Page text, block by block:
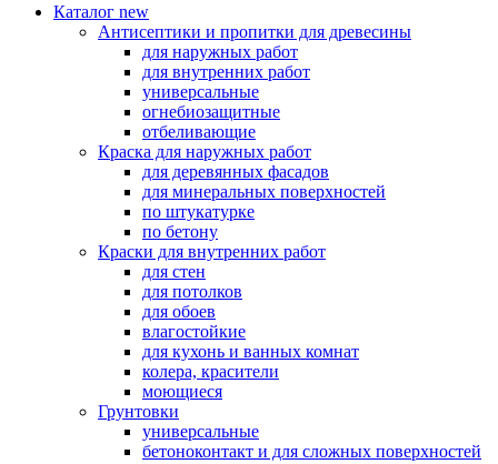
Каталог new
Антисептики и пропитки для древесины
для наружных работ
для внутренних работ
универсальные
огнебиозащитные
отбеливающие
Краска для наружных работ
для деревянных фасадов
для минеральных поверхностей
по штукатурке
по бетону
Краски для внутренних работ
для стен
для потолков
для обоев
влагостойкие
для кухонь и ванных комнат
колера, красители
моющиеся
Грунтовки
универсальные
бетоноконтакт и для сложных поверхностей